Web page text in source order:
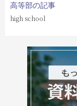
高等部の記事
high school